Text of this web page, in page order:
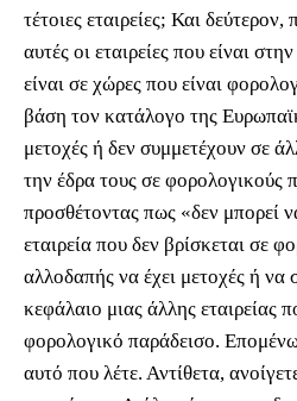
τέτοιες εταιρείες; Και δεύτερον,
αυτές οι εταιρείες που είναι
είναι σε χώρες που είναι
βάση τον κατάλογο της
μετοχές ή δεν συμμετέχουν σε
την έδρα τους σε φορολογικούς
προσθέτοντας πως «δεν μπορεί
εταιρεία που δεν βρίσκεται σε
αλλοδαπής να έχει μετοχές ή να
κεφάλαιο μιας άλλης εταιρείας
φορολογικό παράδεισο.
αυτό που λέτε. Αντίθετα,